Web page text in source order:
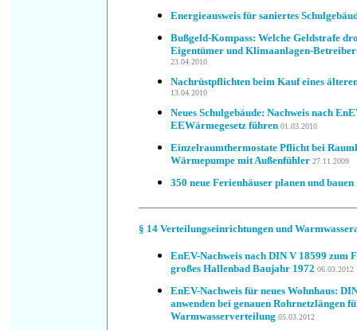
Energieausweis für saniertes
Bußgeld-Kompass: Welche Geldstrafe
Eigentümer und Klimaanlagen-
23.04.2010
Nachrüstpflichten beim Kauf eines
13.04.2010
Neues Schulgebäude: Nachweis nach
EEWärmegesetz führen 01.03.2010
Einzelraumthermostate Pflicht bei
Wärmepumpe mit Außenfühler 27.11.2009
350 neue Ferienhäuser planen und bauen
§ 14 Verteilungseinrichtungen und
EnEV-Nachweis nach DIN V 18599 zum
großes Hallenbad Baujahr 1972 06.03.2012
EnEV-Nachweis für neues Wohnhaus:
anwenden bei genauen Rohrnetzlängen
Warmwasserverteilung 05.03.2012